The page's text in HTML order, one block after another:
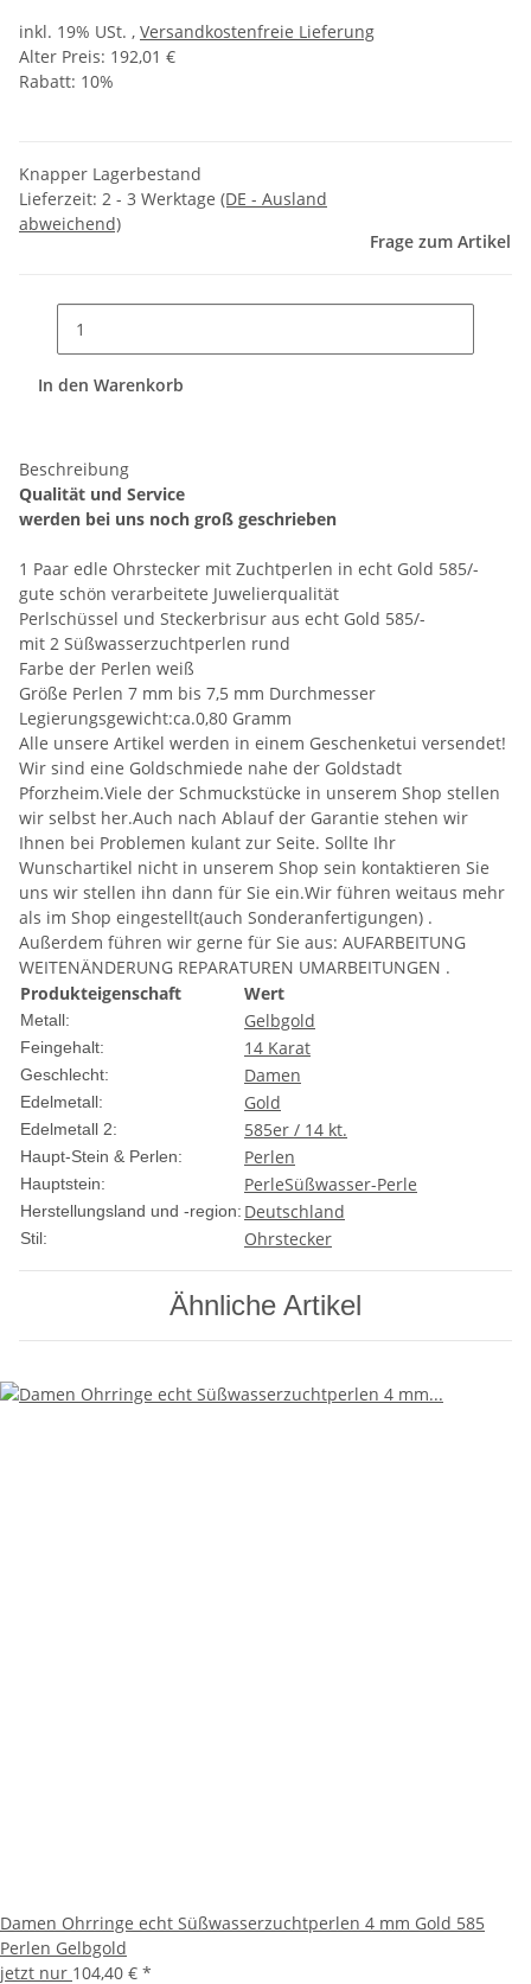
inkl. 19% USt. , Versandkostenfreie Lieferung
Alter Preis: 192,01 €
Rabatt: 10%
Knapper Lagerbestand
Lieferzeit: 2 - 3 Werktage (DE - Ausland
abweichend)
Frage zum Artikel
In den Warenkorb
Beschreibung
Qualität und Service
werden bei uns noch groß geschrieben
1 Paar edle Ohrstecker mit Zuchtperlen in echt Gold 585/-
gute schön verarbeitete Juwelierqualität
Perlschüssel und Steckerbrisur aus echt Gold 585/-
mit 2 Süßwasserzuchtperlen rund
Farbe der Perlen weiß
Größe Perlen 7 mm bis 7,5 mm Durchmesser
Legierungsgewicht:ca.0,80 Gramm
Alle unsere Artikel werden in einem Geschenketui versendet!
Wir sind eine Goldschmiede nahe der Goldstadt
Pforzheim.Viele der Schmuckstücke in unserem Shop stellen
wir selbst her.Auch nach Ablauf der Garantie stehen wir
Ihnen bei Problemen kulant zur Seite. Sollte Ihr
Wunschartikel nicht in unserem Shop sein kontaktieren Sie
uns wir stellen ihn dann für Sie ein.Wir führen weitaus mehr
als im Shop eingestellt(auch Sonderanfertigungen) .
Außerdem führen wir gerne für Sie aus: AUFARBEITUNG
WEITENÄNDERUNG REPARATUREN UMARBEITUNGEN .
Produkteigenschaft
Wert
Metall: Gelbgold
Feingehalt: 14 Karat
Geschlecht: Damen
Edelmetall: Gold
Edelmetall 2: 585er / 14 kt.
Haupt-Stein & Perlen: Perlen
Hauptstein: PerleSüßwasser-Perle
Herstellungsland und -region: Deutschland
Stil: Ohrstecker
Ähnliche Artikel
Damen Ohrringe echt Süßwasserzuchtperlen 4 mm Gold 585
Perlen Gelbgold
jetzt nur 104,40 € *